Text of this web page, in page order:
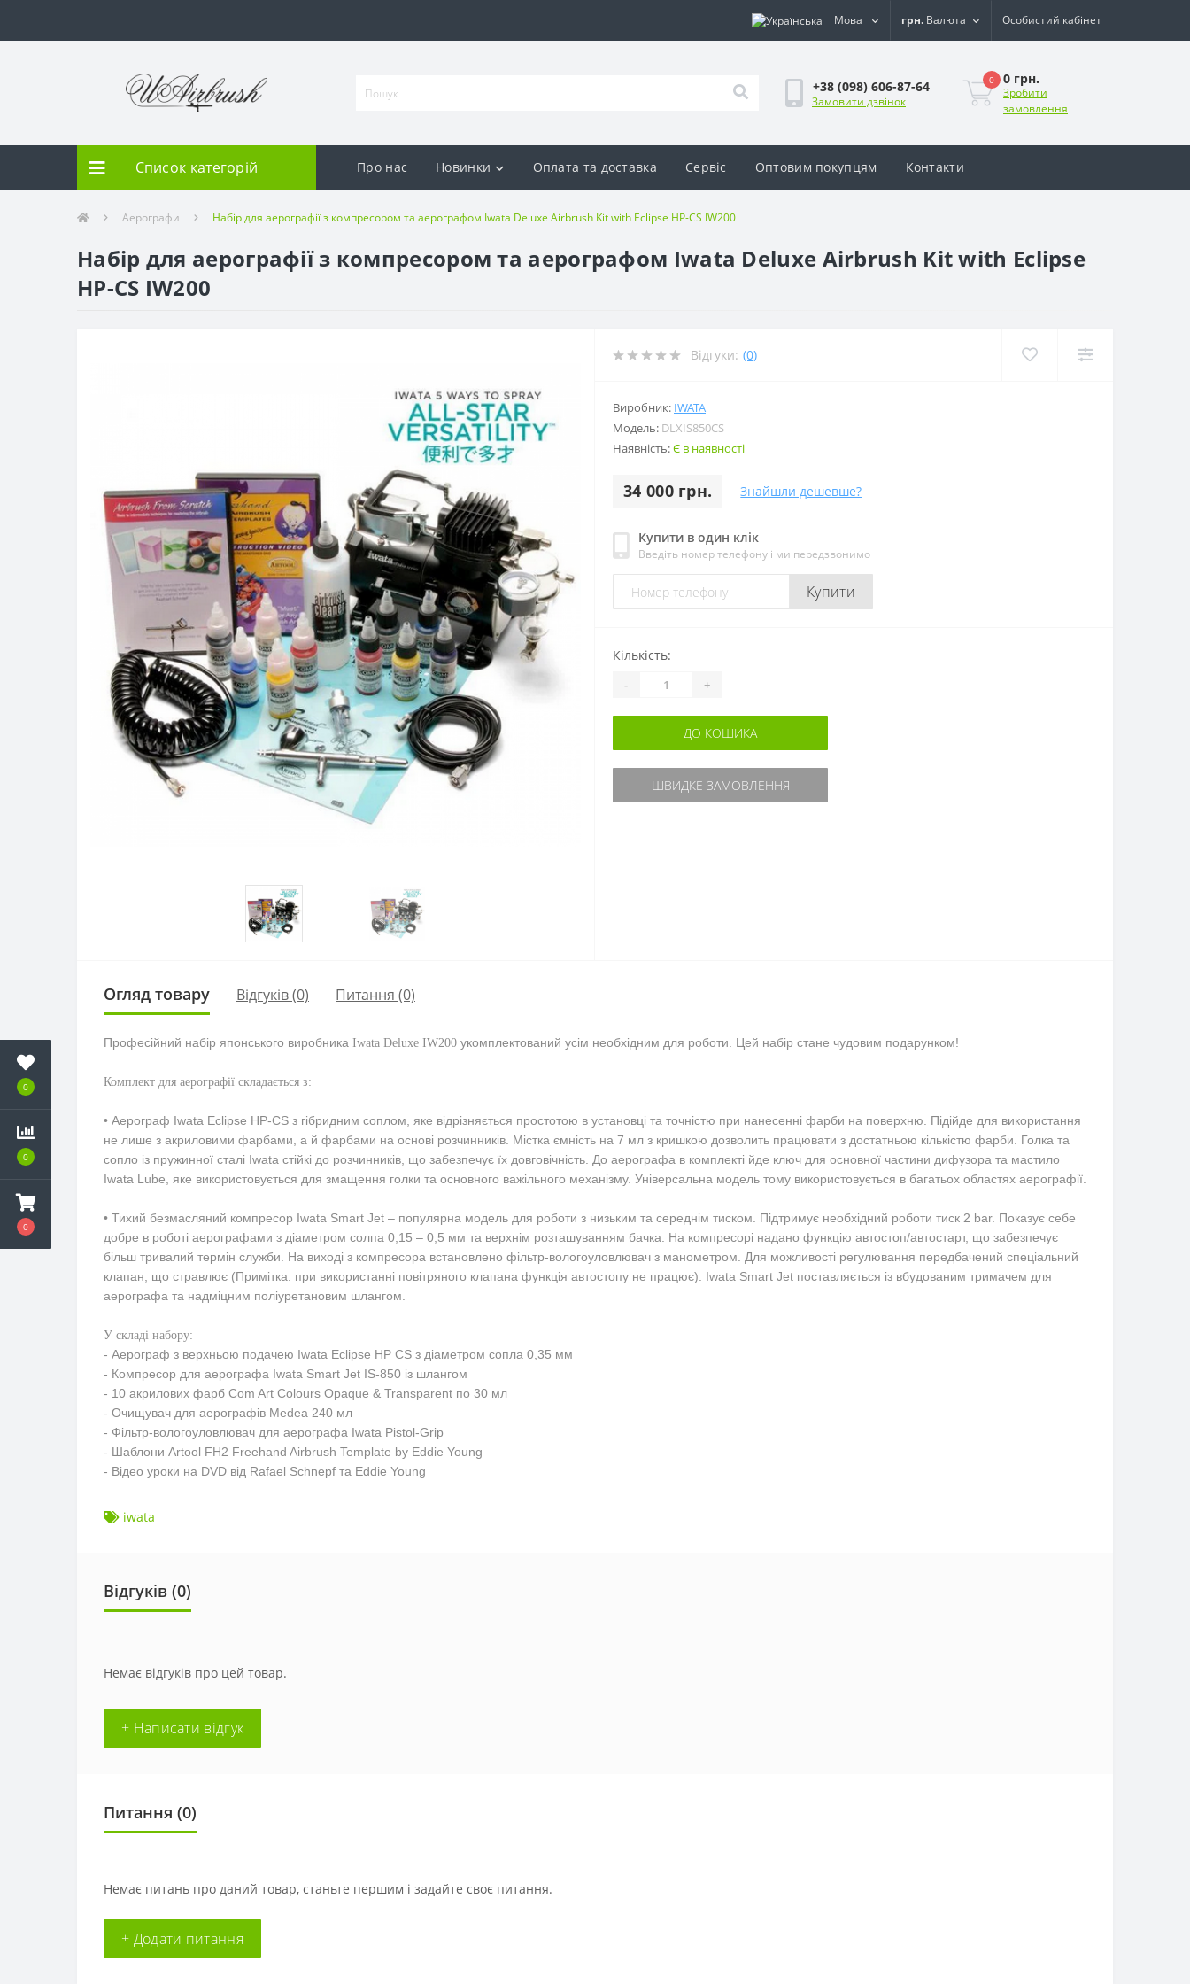
0
0
0
Мова грн. Валюта Особистий кабінет
+38 (098) 606-87-64
Замовити дзвінок
0 0 грн.
Зробити
замовлення
Список категорій Про нас Новинки Оплата та доставка Сервіс Оптовим покупцям Контакти
Аерографи Набір для аерографії з компресором та аерографом Iwata Deluxe Airbrush Kit with Eclipse HP-CS IW200
Набір для аерографії з компресором та аерографом Iwata Deluxe Airbrush Kit with Eclipse
HP-CS IW200
Відгуки: (0)
Виробник: IWATA
Модель: DLXIS850CS
Наявність:Є в наявності
34 000 грн. Знайшли дешевше?
Купити в один клік
Введіть номер телефону і ми передзвонимо
Купити
Кількість:
- +
ДО КОШИКА
ШВИДКЕ ЗАМОВЛЕННЯ
Огляд товару Відгуків (0) Питання (0)
Професійний набір японського виробника Iwata Deluxe IW200 укомплектований усім необхідним для роботи. Цей набір стане чудовим подарунком!
Комплект для аерографії складається з:
• Аерограф Iwata Eclipse HP-CS з гібридним соплом, яке відрізняється простотою в установці та точністю при нанесенні фарби на поверхню. Підійде для використання
не лише з акриловими фарбами, а й фарбами на основі розчинників. Містка ємність на 7 мл з кришкою дозволить працювати з достатньою кількістю фарби. Голка та
сопло із пружинної сталі Iwata стійкі до розчинників, що забезпечує їх довговічність. До аерографа в комплекті йде ключ для основної частини дифузора та мастило
Iwata Lube, яке використовується для змащення голки та основного важільного механізму. Універсальна модель тому використовується в багатьох областях аерографії.
• Тихий безмасляний компресор Iwata Smart Jet – популярна модель для роботи з низьким та середнім тиском. Підтримує необхідний роботи тиск 2 bar. Показує себе
добре в роботі аерографами з діаметром солпа 0,15 – 0,5 мм та верхнім розташуванням бачка. На компресорі надано функцію автостоп/автостарт, що забезпечує
більш тривалий термін служби. На виході з компресора встановлено фільтр-вологоуловлювач з манометром. Для можливості регулювання передбачений спеціальний
клапан, що стравлює (Примітка: при використанні повітряного клапана функція автостопу не працює). Iwata Smart Jet поставляється із вбудованим тримачем для
аерографа та надміцним поліуретановим шлангом.
У складі набору:
- Аерограф з верхньою подачею Iwata Eclipse HP CS з діаметром сопла 0,35 мм
- Компресор для аерографа Iwata Smart Jet IS-850 із шлангом
- 10 акрилових фарб Com Art Colours Opaque & Transparent по 30 мл
- Очищувач для аерографів Medea 240 мл
- Фільтр-вологоуловлювач для аерографа Iwata Pistol-Grip
- Шаблони Artool FH2 Freehand Airbrush Template by Eddie Young
- Відео уроки на DVD від Rafael Schnepf та Eddie Young
iwata
Відгуків (0)
Немає відгуків про цей товар.
+ Написати відгук
Питання (0)
Немає питань про даний товар, станьте першим і задайте своє питання.
+ Додати питання